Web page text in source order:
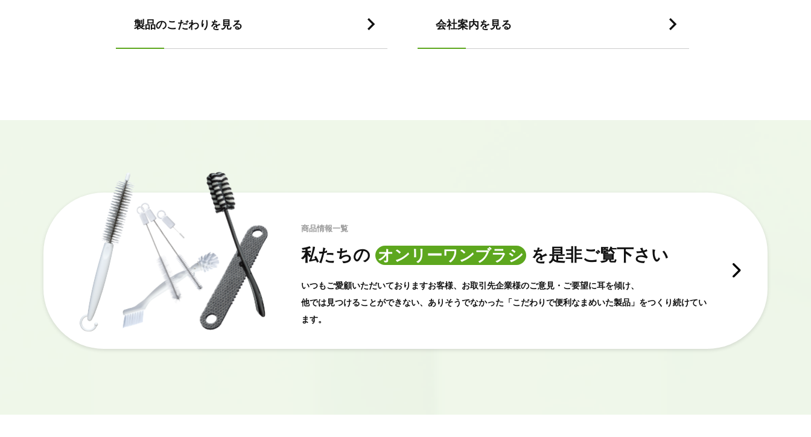
製品のこだわりを見る 会社案内を見る
商品情報一覧
私たちの オンリーワンブラシを是非ご覧下さい
いつもご愛顧いただいておりますお客様、お取引先企業様のご意見・ご要望に耳を傾け、
他では見つけることができない、ありそうでなかった「こだわりで便利なまめいた製品」をつくり続けてい
ます。